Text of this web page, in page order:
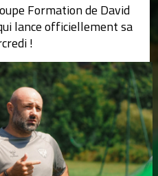
Formation de David
lance officiellement sa
!